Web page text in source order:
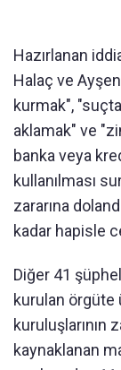
Hazırlanan
Halaç ve
kurmak",
aklamak" ve
banka veya
kullanılması
zararına
kadar hapisle
Diğer 41
kurulan örgüte
kuruluşlarının
kaynaklanan